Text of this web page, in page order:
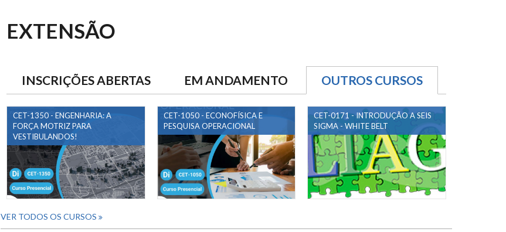
EXTENSÃO
INSCRIÇÕES ABERTAS EM ANDAMENTO OUTROS CURSOS
CET-1350 - ENGENHARIA: A
FORÇA MOTRIZ PARA
VESTIBULANDOS!
CET-1050 - ECONOFÍSICA E
PESQUISA OPERACIONAL
CET-0171 - INTRODUÇÃO A SEIS
SIGMA - WHITE BELT
VER TODOS OS CURSOS